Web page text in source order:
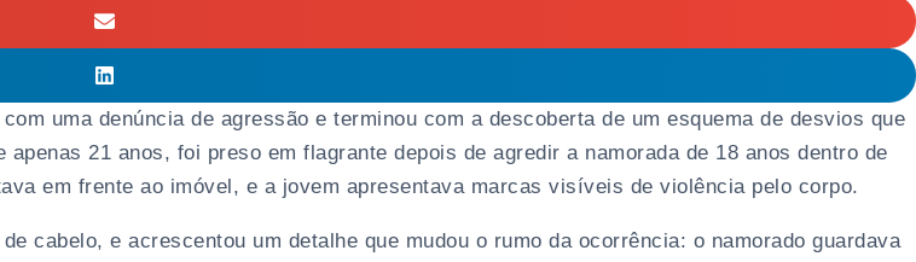
uma denúncia de agressão e terminou com a descoberta de um esquema de desvios que
21 anos, foi preso em flagrante depois de agredir a namorada de 18 anos dentro de
em frente ao imóvel, e a jovem apresentava marcas visíveis de violência pelo corpo.
cabelo, e acrescentou um detalhe que mudou o rumo da ocorrência: o namorado guardava